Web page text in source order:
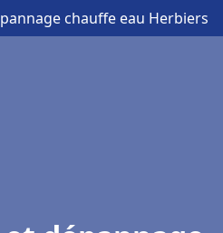
chauffe eau Herbiers